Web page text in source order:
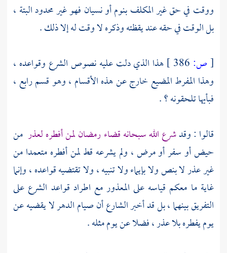
ووقت في حق غير المكلف بنوم أو نسيان فهو غير محدود البتة ،
بل الوقت في حقه عند يقظته وذكره لا وقت له إلا ذلك .
[ص:
هذا الذي دلت عليه نصوص الشرع وقواعده ،
وهذا المفرط المضيع خارج عن هذه الأقسام ، وهو قسم رابع ،
فبأيها تلحقونه ؟ .
قالوا : وقدشرع الله سبحانه قضاء رمضان لمن أفطره لعذر من
حيض أو سفر أو مرض ، ولم يشرعه قط لمن أفطره متعمدا من
غير عذر لا بنص ولا بإيماء ولا تنبيه ، ولا تقتضيه قواعده ، وإنما
غاية ما معكم قياسه على المعذور مع اطراد قواعد الشرع على
التفريق بينهما ، بل قد أخبر الشارع أن صيام الدهر لا يقضيه عن
يوم يفطره بلا عذر ، فضلا عن يوم مثله .